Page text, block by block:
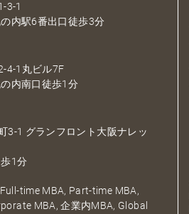
3-1
内駅6番出口徒歩3分
4-1丸ビル7F
内南口徒歩1分
3-1 グランフロント大阪ナレッ
1分
time MBA, Part-time MBA,
MBA, 企業内MBA, Global